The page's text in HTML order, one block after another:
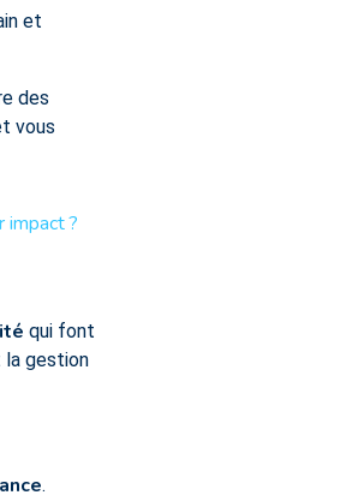
et
des
vous
impact ?
qui font
la gestion
.